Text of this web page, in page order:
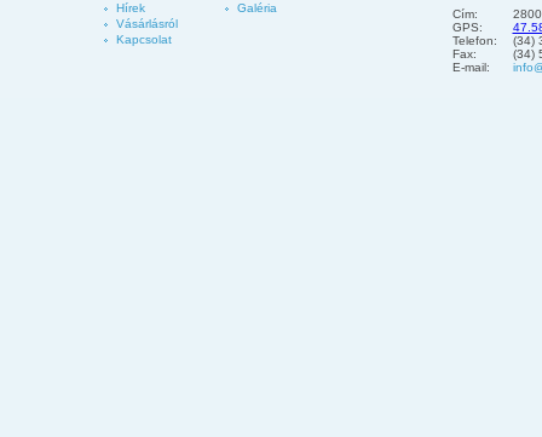
Hírek
Vásárlásról
Kapcsolat
Galéria
Cím:
GPS:
Telefon:
(34)
Fax:
(34)
E-mail: